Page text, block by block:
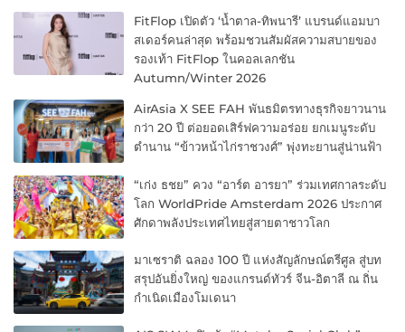
FitFlop เปิดตัว ‘น้ำตาล-ทิพนารี’ แบรนด์แอมบา
สเดอร์คนล่าสุด พร้อมชวนสัมผัสความสบายของ
รองเท้า FitFlop ในคอลเลกชัน
Autumn/Winter 2026
AirAsia X SEE FAH พันธมิตรทางธุรกิจยาวนาน
กว่า 20 ปี ต่อยอดเสิร์ฟความอร่อย ยกเมนูระดับ
ตำนาน “ข้าวหน้าไก่ราชวงศ์” พุ่งทะยานสู่น่านฟ้า
“เก่ง ธชย” ควง “อาร์ต อารยา” ร่วมเทศกาลระดับ
โลก WorldPride Amsterdam 2026 ประกาศ
ศักดาพลังประเทศไทยสู่สายตาชาวโลก
มาเซราติ ฉลอง 100 ปี แห่งสัญลักษณ์ตรีศูล สู่บท
สรุปอันยิ่งใหญ่ ของแกรนด์ทัวร์ จีน-อิตาลี ณ ถิ่น
กำเนิดเมืองโมเดนา